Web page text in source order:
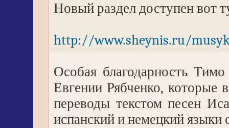
Новый раздел доступен вот
http://www.sheynis.ru/
Особая благодарность
Евгении Рябченко, которые
переводы текстом песен
испанский и немецкий языки